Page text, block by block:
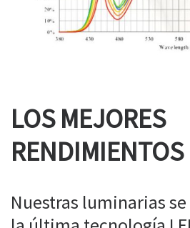
LOS MEJORES
RENDIMIENTOS
Nuestras luminarias